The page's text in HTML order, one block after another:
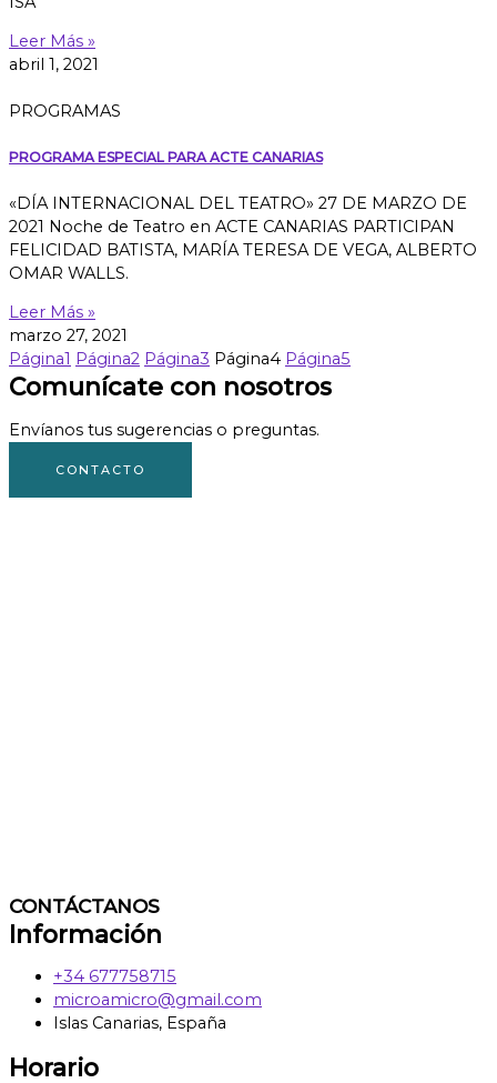
Leer Más »
abril 1, 2021
PROGRAMAS
PROGRAMA ESPECIAL PARA ACTE CANARIAS
«DÍA INTERNACIONAL DEL TEATRO» 27 DE MARZO DE
2021 Noche de Teatro en ACTE CANARIAS PARTICIPAN
FELICIDAD BATISTA, MARÍA TERESA DE VEGA, ALBERTO
OMAR WALLS.
Leer Más »
marzo 27, 2021
Página1 Página2 Página3 Página4 Página5
Comunícate con nosotros
Envíanos tus sugerencias o preguntas.
CONTACTO
CONTÁCTANOS
Información
+34 677758715
microamicro@gmail.com
Islas Canarias, España
Horario